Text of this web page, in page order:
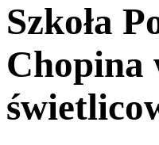
Szkoła
Chopina